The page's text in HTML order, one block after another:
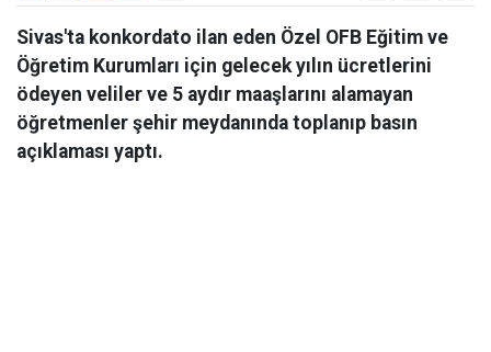
Sivas'ta konkordato ilan eden Özel OFB Eğitim ve
Öğretim Kurumları için gelecek yılın ücretlerini
ödeyen veliler ve 5 aydır maaşlarını alamayan
öğretmenler şehir meydanında toplanıp basın
açıklaması yaptı.